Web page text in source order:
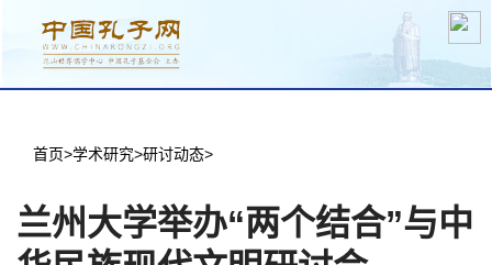
首页>学术研究>研讨动态>
兰州大学举办“两个结合”与中